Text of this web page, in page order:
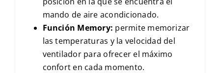
mando de aire acondicionado.
Función Memory: permite memorizar
las temperaturas y la velocidad del
ventilador para ofrecer el máximo
confort en cada momento.